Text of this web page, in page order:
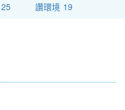
25 讚環境 19